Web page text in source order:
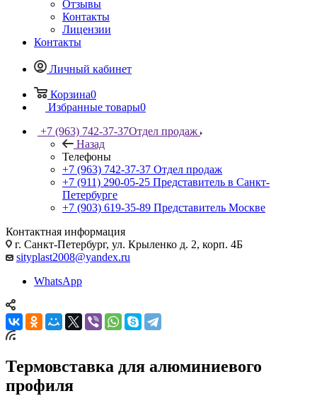
Отзывы
Контакты
Лицензии
Контакты
Личный кабинет
Корзина0
Избранные товары0
+7 (963) 742-37-37Отдел продаж
Назад
Телефоны
+7 (963) 742-37-37 Отдел продаж
+7 (911) 290-05-25 Представитель в Санкт-
Петербурге
+7 (903) 619-35-89 Представитель Москве
Контактная информация
г. Санкт-Петербург, ул. Крыленко д. 2, корп. 4Б
sityplast2008@yandex.ru
WhatsApp
Термовставка для алюминиевого
профиля